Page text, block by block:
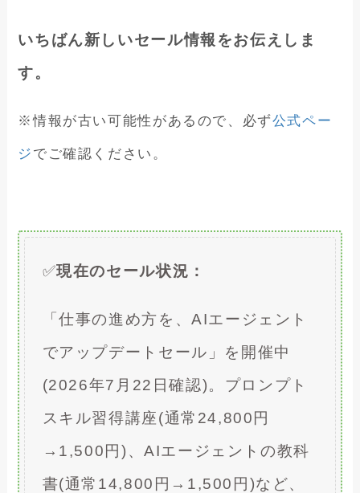
いちばん新しいセール情報をお伝えしま
す。
※情報が古い可能性があるので、必ず公式ペー
ジ でご確認ください。
✅現在のセール状況：
「仕事の進め方を、AIエージェント
でアップデートセール」を開催中
(2026年7月22日確認)。プロンプト
スキル習得講座(通常24,800円
→1,500円)、AIエージェントの教科
書(通常14,800円→1,500円)など、